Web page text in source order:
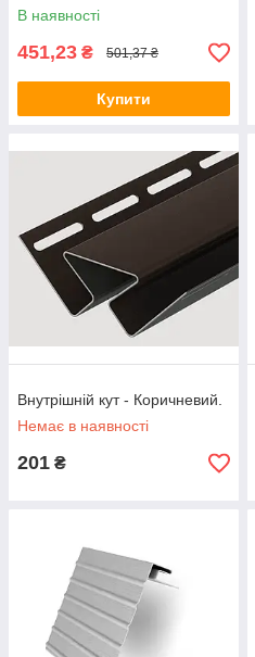
В наявності
451,23 ₴ 501,37 ₴
Купити
Внутрішній кут - Коричневий.
Немає в наявності
201 ₴